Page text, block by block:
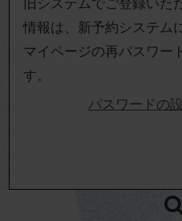
旧システムでご登録いた
情報は、新予約システム
マイページの再パスワー
す。
パスワードの